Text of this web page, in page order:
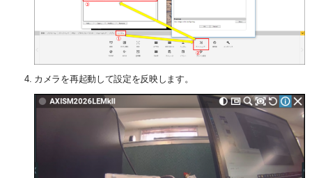
カメラを再起動して設定を反映します。